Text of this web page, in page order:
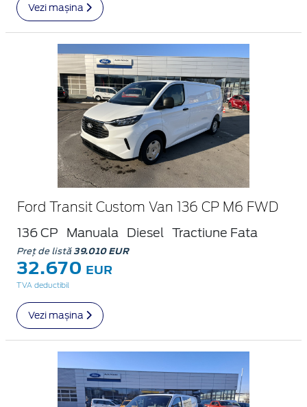
Vezi mașina
Ford Transit Custom Van 136 CP M6 FWD
136 CP Manuala Diesel Tractiune Fata
Preț de listă39.010 EUR
32.670 EUR
TVA deductibil
Vezi mașina